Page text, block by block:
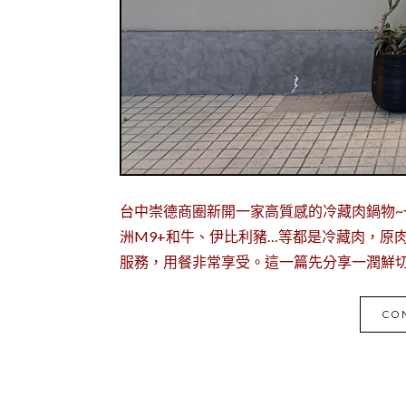
台中崇德商圈新開一家高質感的冷藏肉鍋物
洲M9+和牛、伊比利豬…等都是冷藏肉，原
服務，用餐非常享受。這一篇先分享一潤